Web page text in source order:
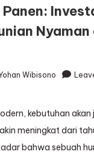
Nyaman
Wibisono
kebutuhan akan
meningkat dari
bahwa sebuah